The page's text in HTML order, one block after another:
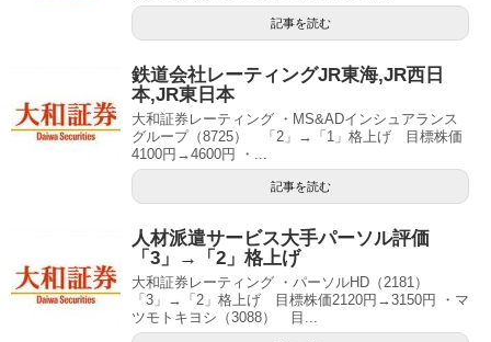
記事を読む
鉄道会社レーティングJR東海,JR西日
本,JR東日本
大和証券レーティング ・MS&ADインシュアランス
グループ（8725） 「2」→「1」格上げ 目標株価
4100円→4600円 ・...
記事を読む
人材派遣サービス大手パーソル評価
「3」→「2」格上げ
大和証券レーティング ・パーソルHD（2181）
「3」→「2」格上げ 目標株価2120円→3150円 ・マ
ツモトキヨシ（3088） 目...